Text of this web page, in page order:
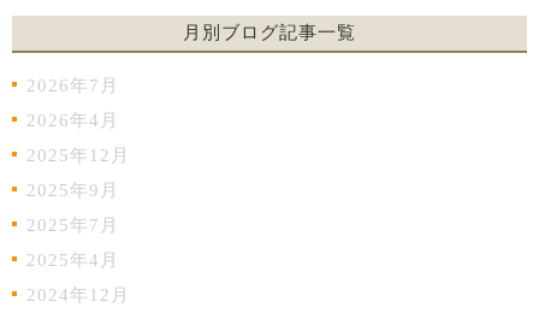
月別ブログ記事一覧
2026年7月
2026年4月
2025年12月
2025年9月
2025年7月
2025年4月
2024年12月